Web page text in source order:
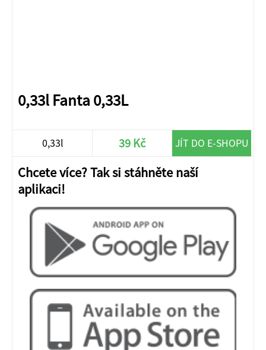
0,33l Fanta 0,33L
0,33l 39 Kč JÍT DO E-SHOPU
Chcete více? Tak si stáhněte naší
aplikaci!